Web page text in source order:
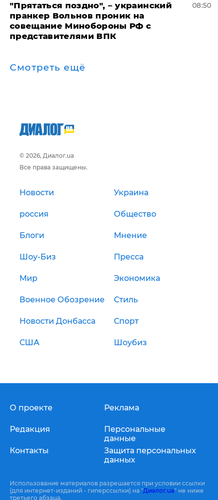
"Прятаться поздно", – украинский
пранкер Вольнов проник на
совещание Минобороны РФ с
представителями ВПК
08:50
Смотреть ещё
© 2026, Диалог.ua
Все права защищены.
Новости Украина
россия Общество
Блоги Мнение
Шоу-Биз Пресса
Мир Экономика
Военное Обозрение Стиль
Новости Донбасса Спорт
США Шоубиз
О проекте
Редакция
Контакты
Реклама
Персональные
данные
Защита персональных
данных
Использование материалов разрешается при условии ссылки
(для интернет-изданий - гиперссылки) на "Диалог.ua" не ниже
третьего абзаца.